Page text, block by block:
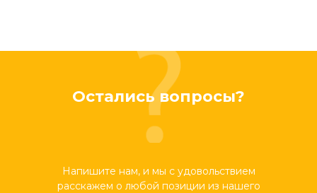
Остались вопросы?
Напишите нам, и мы с удовольствием
расскажем о любой позиции из нашего